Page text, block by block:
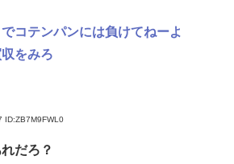
コテンパンには負けてねーよ
をみろ
ID:ZB7M9FWL0
だろ？